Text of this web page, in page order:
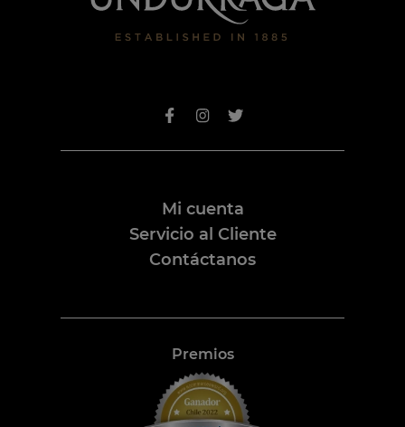
Mi cuenta
Servicio al Cliente
Contáctanos
Premios